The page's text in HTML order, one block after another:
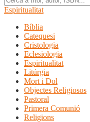
Espiritualitat
Bíblia
Catequesi
Cristologia
Eclesiologia
Espiritualitat
Litúrgia
Mort i Dol
Objectes Religiosos
Pastoral
Primera Comunió
Religions